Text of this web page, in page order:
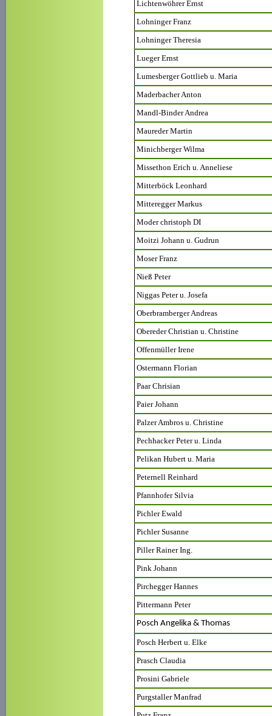
Lichtenwöhrer Ernst
Lohninger Franz
Lohninger Theresia
Lueger Ernst
Lumesberger Gottlieb u. Maria
Maderbacher Anton
Mandl-Binder Andrea
Maureder Martin
Minichberger Wilma
Missethon Erich u. Anneliese
Mitterböck Leonhard
Mitteregger Markus
Moder christoph DI
Moitzi Johann u. Gudrun
Moser Franz
Nieß Peter
Niggas Peter u. Josefa
Oberbramberger Andreas
Obereder Christian u. Christine
Offenmüller Irene
Ostermann Florian
Paar Chrisian
Paier Johann
Palzer Ambros u. Christine
Pechhacker Peter u. Linda
Pelikan Hubert u. Maria
Peternell Reinhard
Pfannhofer Silvia
Pichler Ewald
Pichler Susanne
Piller Rainer Ing.
Pink Johann
Pirchegger Hannes
Pittermann Peter
Posch Angelika & Thomas
Posch Herbert u. Elke
Prasch Claudia
Prosini Gabriele
Purgstaller Manfrad